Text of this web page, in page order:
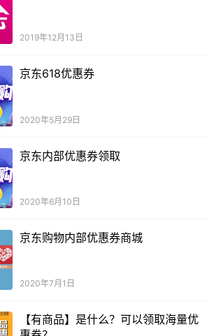
2019年12月13日
京东618优惠券
2020年5月29日
京东内部优惠券领取
2020年6月10日
京东购物内部优惠券商城
2020年7月1日
【有商品】是什么？可以领取海量优